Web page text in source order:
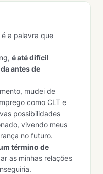
a palavra que
é até difícil
antes de
mudei de
como CLT e
possibilidades
vivendo meus
no futuro.
término de
as minhas relações